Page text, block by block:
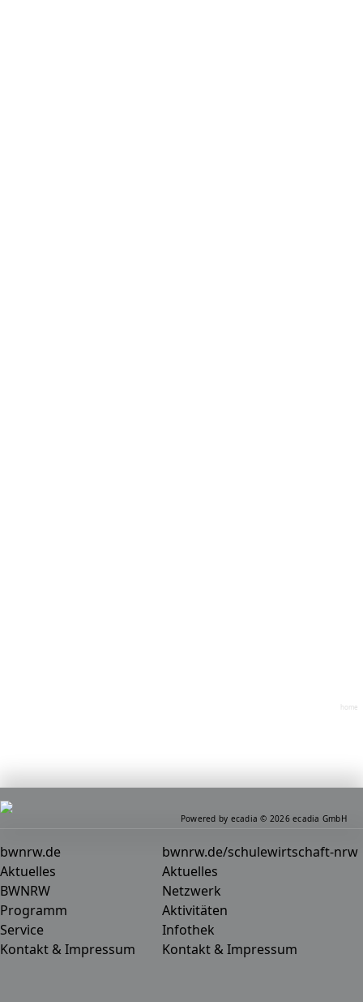
home
bwnrw.de
Aktuelles
BWNRW
Programm
Service
Kontakt & Impressum
bwnrw.de/schulewirtschaft-nrw
Aktuelles
Netzwerk
Aktivitäten
Infothek
Kontakt & Impressum
Powered by ecadia © 2026 ecadia GmbH